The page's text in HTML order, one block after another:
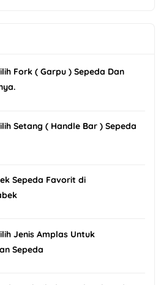
Fork ( Garpu ) Sepeda Dan
Setang ( Handle Bar ) Sepeda
Sepeda Favorit di
Jenis Amplas Untuk
Sepeda